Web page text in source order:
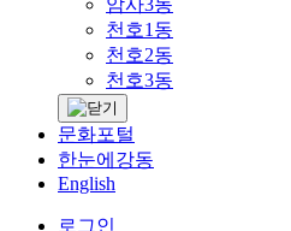
암사3동
천호1동
천호2동
천호3동
문화포털
한눈에강동
English
로그인